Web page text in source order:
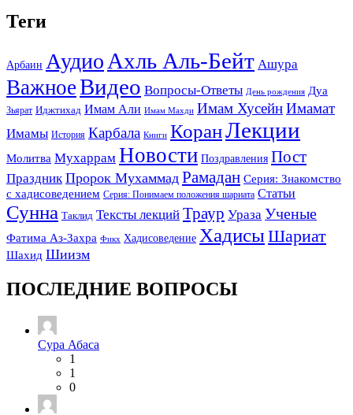
Теги
Арбаин Аудио Ахль Аль-Бейт Ашура
ВажноеВидео Вопросы-Ответы День рождения Дуа
Зьярат Иджтихад Имам Али Имам Махди Имам ХусейнИмамат
Имамы История Карбала Книги КоранЛекции
Молитва Мухаррам Новости Поздравления Пост
Праздник Пророк Мухаммад Рамадан Серия: Знакомство
с хадисоведением Серия: Понимаем положения шариата Статьи
Сунна Таклид Тексты лекций Траур Ураза Ученые
Фатима Аз-Захра Фикх Хадисоведение ХадисыШариат
Шахид Шиизм
ПОСЛЕДНИЕ ВОПРОСЫ
Сура Абаса
1
1
0